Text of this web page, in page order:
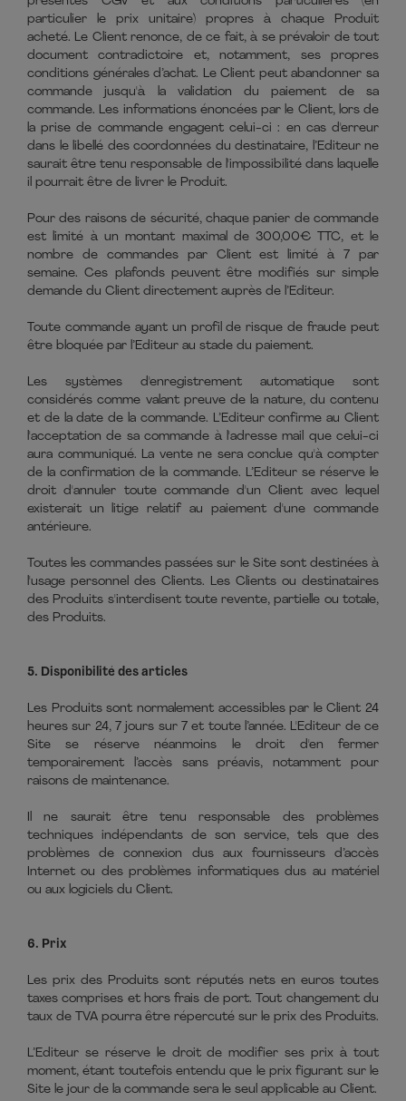
particulier le prix unitaire) propres à chaque Produit
acheté. Le Client renonce, de ce fait, à se prévaloir de tout
document contradictoire et, notamment, ses propres
conditions générales d’achat. Le Client peut abandonner sa
commande jusqu'à la validation du paiement de sa
commande. Les informations énoncées par le Client, lors de
la prise de commande engagent celui-ci : en cas d'erreur
dans le libellé des coordonnées du destinataire, l’Editeur ne
saurait être tenu responsable de l'impossibilité dans laquelle
il pourrait être de livrer le Produit.
Pour des raisons de sécurité, chaque panier de commande
est limité à un montant maximal de 300,00€ TTC, et le
nombre de commandes par Client est limité à 7 par
semaine. Ces plafonds peuvent être modifiés sur simple
demande du Client directement auprès de l’Editeur.
Toute commande ayant un profil de risque de fraude peut
être bloquée par l’Editeur au stade du paiement.
Les systèmes d'enregistrement automatique sont
considérés comme valant preuve de la nature, du contenu
et de la date de la commande. L’Editeur confirme au Client
l'acceptation de sa commande à l'adresse mail que celui-ci
aura communiqué. La vente ne sera conclue qu'à compter
de la confirmation de la commande. L’Editeur se réserve le
droit d'annuler toute commande d'un Client avec lequel
existerait un litige relatif au paiement d'une commande
antérieure.
Toutes les commandes passées sur le Site sont destinées à
l'usage personnel des Clients. Les Clients ou destinataires
des Produits s'interdisent toute revente, partielle ou totale,
des Produits.
5. Disponibilité des articles
Les Produits sont normalement accessibles par le Client 24
heures sur 24, 7 jours sur 7 et toute l’année. L'Editeur de ce
Site se réserve néanmoins le droit d'en fermer
temporairement l’accès sans préavis, notamment pour
raisons de maintenance.
Il ne saurait être tenu responsable des problèmes
techniques indépendants de son service, tels que des
problèmes de connexion dus aux fournisseurs d’accès
Internet ou des problèmes informatiques dus au matériel
ou aux logiciels du Client.
6. Prix
Les prix des Produits sont réputés nets en euros toutes
taxes comprises et hors frais de port. Tout changement du
taux de TVA pourra être répercuté sur le prix des Produits.
L’Editeur se réserve le droit de modifier ses prix à tout
moment, étant toutefois entendu que le prix figurant sur le
Site le jour de la commande sera le seul applicable au Client.